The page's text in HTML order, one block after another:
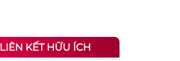
LIÊN KẾT HỮU ÍCH